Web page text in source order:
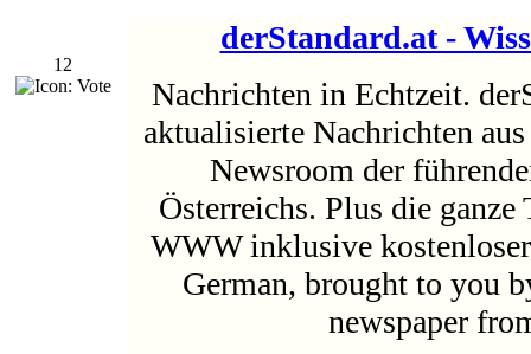
12
derStandard.at -
Nachrichten in Echtzeit.
aktualisierte Nachrichten
Newsroom der
Österreichs. Plus die
WWW inklusive
German, brought to you
newspaper